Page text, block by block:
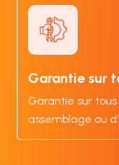
Garantie sur
Garantie sur tous
assemblage ou